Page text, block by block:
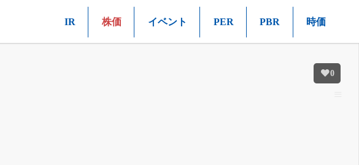
IR 株価 イベント PER PBR 時価
0